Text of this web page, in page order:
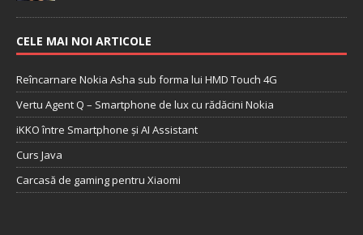
CELE MAI NOI ARTICOLE
Reîncarnare Nokia Asha sub forma lui HMD Touch 4G
Vertu Agent Q – Smartphone de lux cu rădăcini Nokia
iKKO între Smartphone și AI Assistant
Curs Java
Carcasă de gaming pentru Xiaomi